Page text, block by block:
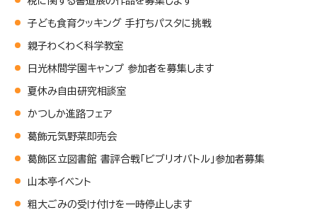
子ども食育クッキング 手打ちパスタに挑戦
親子わくわく科学教室
日光林間学園キャンプ 参加者を募集します
夏休み自由研究相談室
かつしか進路フェア
葛飾元気野菜即売会
葛飾区立図書館 書評合戦「ビブリオバトル」参加者募集
山本亭イベント
粗大ごみの受け付けを一時停止します